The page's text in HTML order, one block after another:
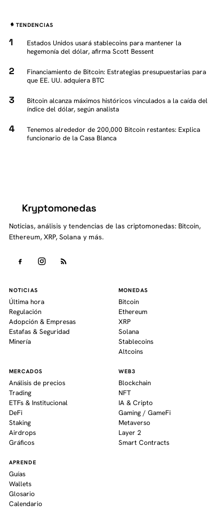
TENDENCIAS
Estados Unidos usará stablecoins para mantener la
hegemonía del dólar, afirma Scott Bessent
Financiamiento de Bitcoin: Estrategias presupuestarias para
que EE. UU. adquiera BTC
Bitcoin alcanza máximos históricos vinculados a la caída del
índice del dólar, según analista
Tenemos alrededor de 200,000 Bitcoin restantes: Explica
funcionario de la Casa Blanca
Kryptomonedas
Noticias, análisis y tendencias de las criptomonedas: Bitcoin,
Ethereum, XRP, Solana y más.
NOTICIAS
Última hora
Regulación
Adopción & Empresas
Estafas & Seguridad
Minería
MONEDAS
Bitcoin
Ethereum
XRP
Solana
Stablecoins
Altcoins
MERCADOS
Análisis de precios
Trading
ETFs & Institucional
DeFi
Staking
Airdrops
Gráficos
WEB3
Blockchain
NFT
IA & Cripto
Gaming / GameFi
Metaverso
Layer 2
Smart Contracts
APRENDE
Guías
Wallets
Glosario
Calendario